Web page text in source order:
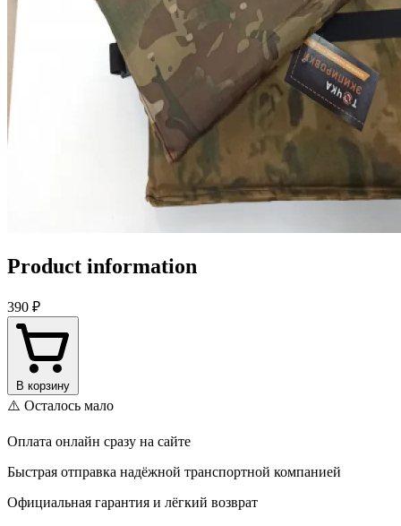
Product information
390 ₽
В корзину
⚠️ Осталось мало
Оплата онлайн сразу на сайте
Быстрая отправка надёжной транспортной компанией
Официальная гарантия и лёгкий возврат